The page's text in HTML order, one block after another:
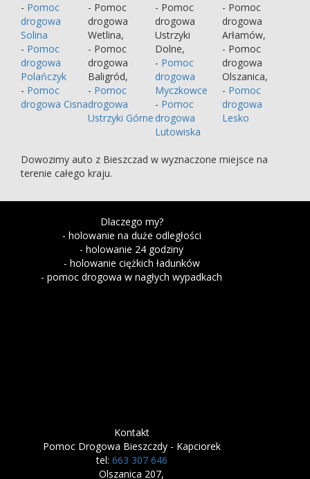
- Pomoc
drogowa
Solina
- Pomoc
drogowa
Polańczyk
- Pomoc
drogowa Cisna
- Pomoc
drogowa
Wetlina,
- Pomoc
drogowa
Baligród,
- Pomoc
drogowa
Ustrzyki Górne
- Pomoc
drogowa
Ustrzyki
Dolne,
- Pomoc
drogowa
Myczkowce
- Pomoc
drogowa
Lutowiska
- Pomoc
drogowa
Arłamów,
- Pomoc
drogowa
Olszanica,
- Pomoc
drogowa
Lesko
Dowozimy auto z Bieszczad w wyznaczone miejsce na
terenie całego kraju.
Dlaczego my?
- holowanie na duże odległości
- holowanie 24 godziny
- holowanie ciężkich ładunków
- pomoc drogowa w nagłych wypadkach
Kontakt
Pomoc Drogowa Bieszczdy - Kapciorek
tel: 663 307 646
Olszanica 207,